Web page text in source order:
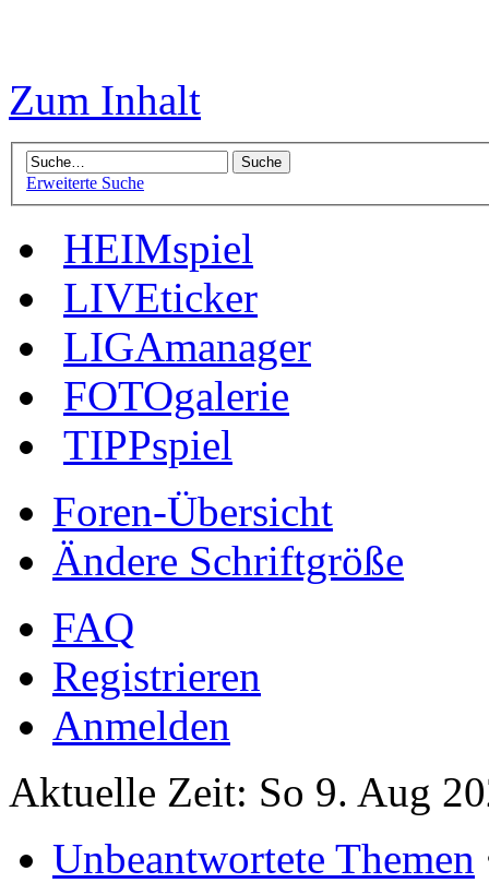
Zum Inhalt
Erweiterte Suche
HEIMspiel
LIVEticker
LIGAmanager
FOTOgalerie
TIPPspiel
Foren-Übersicht
Ändere Schriftgröße
FAQ
Registrieren
Anmelden
Aktuelle Zeit: So 9. Aug
Unbeantwortete Themen